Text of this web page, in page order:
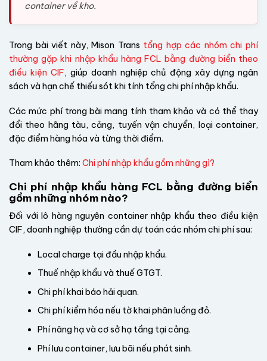
container về kho.
Trong bài viết này, Mison Trans tổng hợp các nhóm chi phí
thường gặp khi nhập khẩu hàng FCL bằng đường biển theo
điều kiện CIF, giúp doanh nghiệp chủ động xây dựng ngân
sách và hạn chế thiếu sót khi tính tổng chi phí nhập khẩu.
Các mức phí trong bài mang tính tham khảo và có thể thay
đổi theo hãng tàu, cảng, tuyến vận chuyển, loại container,
đặc điểm hàng hóa và từng thời điểm.
Tham khảo thêm: Chi phí nhập khẩu gồm những gì?
Chi phí nhập khẩu hàng FCL bằng đường biển
gồm những nhóm nào?
Đối với lô hàng nguyên container nhập khẩu theo điều kiện
CIF, doanh nghiệp thường cần dự toán các nhóm chi phí sau:
Local charge tại đầu nhập khẩu.
Thuế nhập khẩu và thuế GTGT.
Chi phí khai báo hải quan.
Chi phí kiểm hóa nếu tờ khai phân luồng đỏ.
Phí nâng hạ và cơ sở hạ tầng tại cảng.
Phí lưu container, lưu bãi nếu phát sinh.